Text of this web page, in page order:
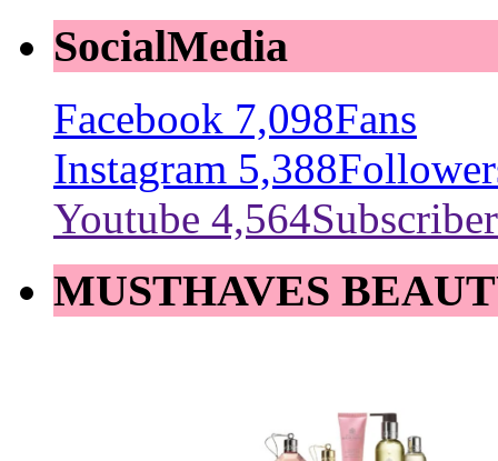
SocialMedia
Facebook 7,098Fans
Instagram 5,388
Youtube 4,564Subscriber
MUSTHAVES